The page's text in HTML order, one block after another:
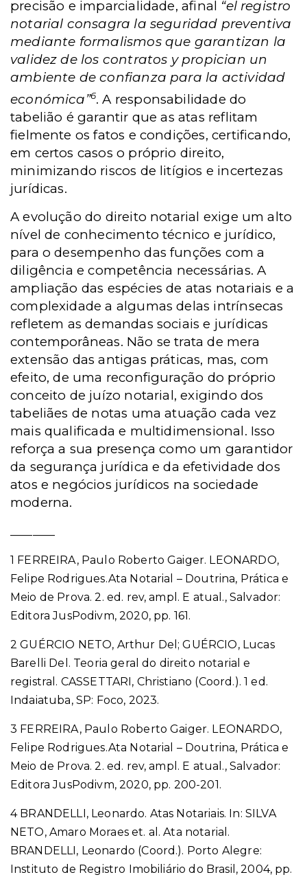
precisão e imparcialidade, afinal “el registro
notarial consagra la seguridad preventiva
mediante formalismos que garantizan la
validez de los contratos y propician un
ambiente de confianza para la actividad
económica”6. A responsabilidade do
tabelião é garantir que as atas reflitam
fielmente os fatos e condições, certificando,
em certos casos o próprio direito,
minimizando riscos de litígios e incertezas
jurídicas.
A evolução do direito notarial exige um alto
nível de conhecimento técnico e jurídico,
para o desempenho das funções com a
diligência e competência necessárias. A
ampliação das espécies de atas notariais e a
complexidade a algumas delas intrínsecas
refletem as demandas sociais e jurídicas
contemporâneas. Não se trata de mera
extensão das antigas práticas, mas, com
efeito, de uma reconfiguração do próprio
conceito de juízo notarial, exigindo dos
tabeliães de notas uma atuação cada vez
mais qualificada e multidimensional. Isso
reforça a sua presença como um garantidor
da segurança jurídica e da efetividade dos
atos e negócios jurídicos na sociedade
moderna.
1 FERREIRA, Paulo Roberto Gaiger. LEONARDO,
Felipe Rodrigues.Ata Notarial – Doutrina, Prática e
Meio de Prova. 2. ed. rev, ampl. E atual., Salvador:
Editora JusPodivm, 2020, pp. 161.
2GUÉRCIO NETO, Arthur Del; GUÉRCIO, Lucas
Barelli Del. Teoria geral do direito notarial e
registral. CASSETTARI, Christiano (Coord.). 1 ed.
Indaiatuba, SP: Foco, 2023.
3 FERREIRA, Paulo Roberto Gaiger. LEONARDO,
Felipe Rodrigues.Ata Notarial – Doutrina, Prática e
Meio de Prova. 2. ed. rev, ampl. E atual., Salvador:
Editora JusPodivm, 2020, pp. 200-201.
4 BRANDELLI, Leonardo. Atas Notariais. In: SILVA
NETO, Amaro Moraes et. al.Ata notarial.
BRANDELLI, Leonardo (Coord.). Porto Alegre:
Instituto de Registro Imobiliário do Brasil, 2004, pp.